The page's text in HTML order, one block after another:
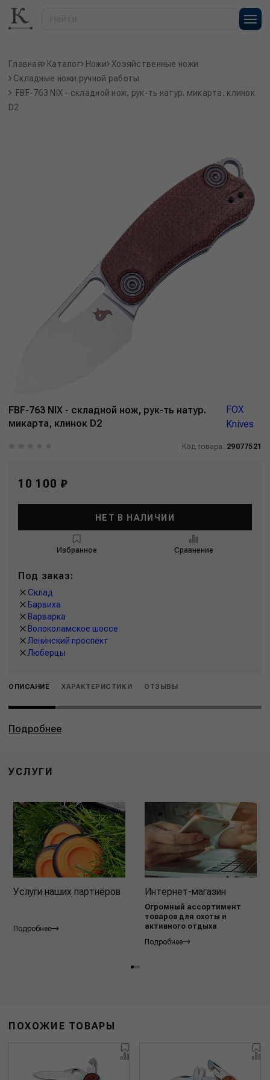
Главная Каталог Ножи Хозяйственные ножи
Складные ножи ручной работы
FBF-763 NIX - складной нож, рук-ть натур. микарта, клинок
D2
FBF-763 NIX - складной нож, рук-ть натур.
микарта, клинок D2
FOX
Knives
Код товара: 29077521
10 100 ₽
НЕТ В НАЛИЧИИ
Избранное Сравнение
Под заказ:
Склад
Барвиха
Варварка
Волоколамское шоссе
Ленинский проспект
Люберцы
ОПИСАНИЕ ХАРАКТЕРИСТИКИ ОТЗЫВЫ
Подробнее
УСЛУГИ
Услуги наших партнёров
Подробнее
Интернет-магазин
Огромный ассортимент
товаров для охоты и
активного отдыха
Подробнее
ПОХОЖИЕ ТОВАРЫ